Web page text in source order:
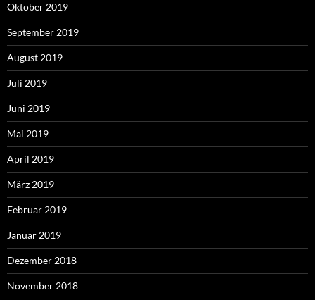
Oktober 2019
September 2019
August 2019
Juli 2019
Juni 2019
Mai 2019
April 2019
März 2019
Februar 2019
Januar 2019
Dezember 2018
November 2018